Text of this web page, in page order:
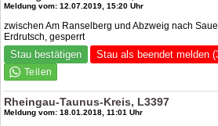
Meldung vom: 12.07.2019, 15:20 Uhr
zwischen Am Ranselberg und Abzweig nach
Erdrutsch, gesperrt
Stau bestätigen Stau als beendet melden
Rheingau-Taunus-Kreis, L3397
Meldung vom: 18.01.2018, 11:01 Uhr